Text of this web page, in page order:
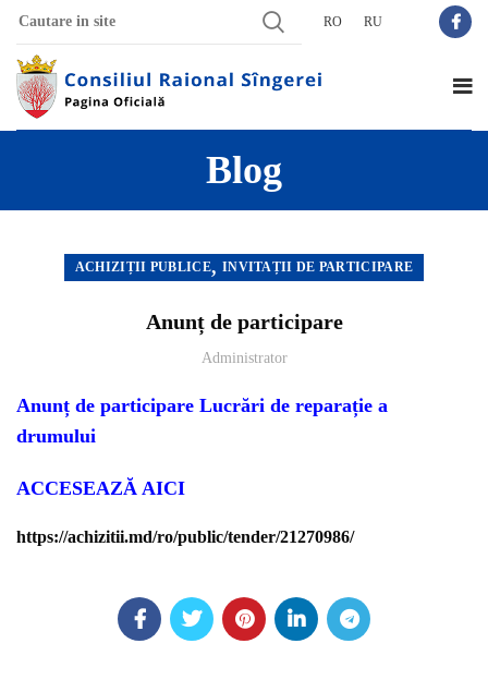
RO RU
Blog
ACHIZIȚII PUBLICE, INVITAȚII DE PARTICIPARE
Anunț de participare
Administrator
Anunț de participare Lucrări de reparație a
drumului
ACCESEAZĂ AICI
https://achizitii.md/ro/public/tender/21270986/